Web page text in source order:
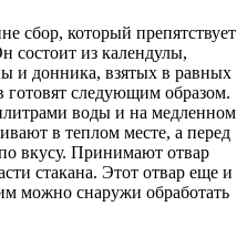
сбор, который препятствует
состоит из календулы,
и донника, взятых в равных
готовят следующим образом.
воды и на медленном
в теплом месте, а перед
вкусу. Принимают отвар
стакана. Этот отвар еще и
можно снаружи обработать